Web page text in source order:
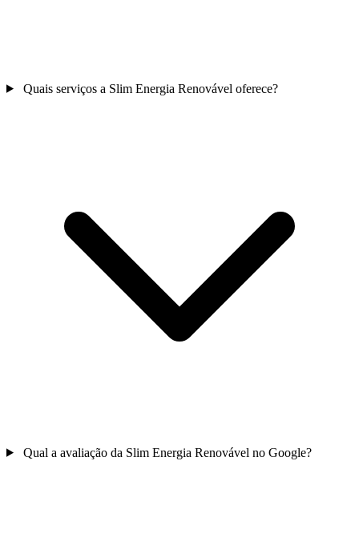
Quais serviços a Slim Energia Renovável oferece?
Qual a avaliação da Slim Energia Renovável no Google?